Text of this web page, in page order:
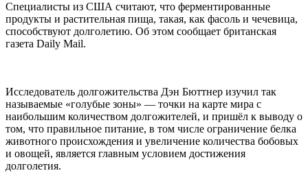
Специалисты из США считают, что ферментированные
продукты и растительная пища, такая, как фасоль и чечевица,
способствуют долголетию. Об этом сообщает британская
газета Daily Mail.
Исследователь долгожительства Дэн Бюттнер изучил так
называемые «голубые зоны» — точки на карте мира с
наибольшим количеством долгожителей, и пришёл к выводу о
том, что правильное питание, в том числе ограничение белка
животного происхождения и увеличение количества бобовых
и овощей, является главным условием достижения
долголетия.